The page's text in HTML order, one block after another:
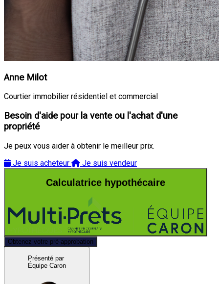
Anne Milot
Courtier immobilier résidentiel et commercial
Besoin d'aide pour la vente ou l'achat d'une
propriété
Je peux vous aider à obtenir le meilleur prix.
Je suis acheteur
Je suis vendeur
Calculatrice hypothécaire
Obtenez votre pré-approbation
Présenté par
Équipe Caron